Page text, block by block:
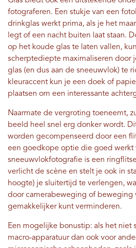
fotograferen. Een stukje van een
drinkglas werkt prima, als je het
legt of een nacht buiten laat staan.
op het koude glas te laten vallen,
scherptediepte maximaliseren door
glas (en dus aan de sneeuwvlok) te
kleuraccent kun je een doek of
plaatsen om een ​​interessante
Naarmate de vergroting toeneemt,
beeld heel snel erg donker wordt.
worden gecompenseerd door een
een goedkope optie die goed werkt
sneeuwvlokfotografie is een
verlicht de scène en stelt je ook in
hoogte) je sluitertijd te verlengen,
door camerabeweging of beweging
gemakkelijker kunt verminderen.
Een mogelijke bonustip: als het niet
macro-apparatuur dan ook voor